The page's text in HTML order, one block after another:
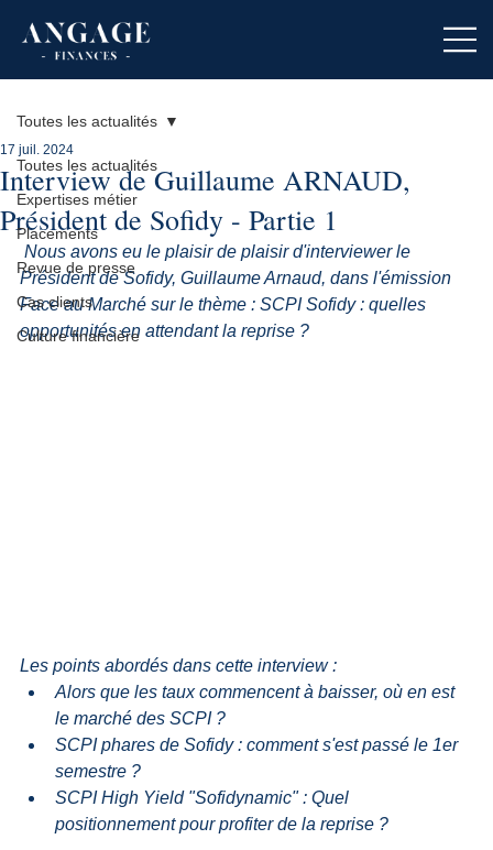
Toutes les actualités
Expertises métier
Placements
Revue de presse
Cas clients
Culture financière
Toutes les actualités
Interview de Guillaume ARNAUD,
Président de Sofidy - Partie 1
17 juil. 2024
Nous avons eu le plaisir de plaisir d'interviewer le
Président de Sofidy, Guillaume Arnaud, dans l'émission
Face au Marché sur le thème : SCPI Sofidy : quelles
opportunités en attendant la reprise ?
Les points abordés dans cette interview :
Alors que les taux commencent à baisser, où en est
le marché des SCPI ?
SCPI phares de Sofidy : comment s'est passé le 1er
semestre ?
SCPI High Yield "Sofidynamic" : Quel
positionnement pour profiter de la reprise ?